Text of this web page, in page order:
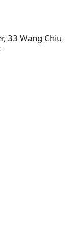
33 Wang Chiu